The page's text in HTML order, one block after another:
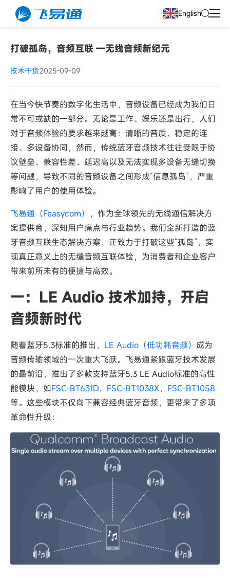
English
打破孤岛，音频互联 —无线音频新纪元
技术干货2025-09-09
在当今快节奏的数字化生活中，音频设备已经成为我们日
常不可或缺的一部分。无论是工作、娱乐还是出行，人们
对于音频体验的要求越来越高：清晰的音质、稳定的连
接、多设备协同，然而，传统蓝牙音频技术往往受限于协
议壁垒、兼容性差、延迟高以及无法实现多设备无缝切换
等问题，导致不同的音频设备之间形成“信息孤岛”，严重
影响了用户的使用体验。
飞易通（Feasycom） ，作为全球领先的无线通信解决方
案提供商，深知用户痛点与行业趋势。我们全新打造的蓝
牙音频互联生态解决方案，正致力于打破这些“孤岛”，实
现真正意义上的无缝音频互联体验，为消费者和企业客户
带来前所未有的便捷与高效。
一：LE Audio 技术加持，开启
音频新时代
随着蓝牙5.3标准的推出， LE Audio（低功耗音频） 成为
音频传输领域的一次重大飞跃。飞易通紧跟蓝牙技术发展
的最前沿，推出了多款支持蓝牙5.3 LE Audio标准的高性
能模块，如FSC-BT631D， FSC-BT1038X， FSC-BT1058
等。这些模块不仅向下兼容经典蓝牙音频，更带来了多项
革命性升级：